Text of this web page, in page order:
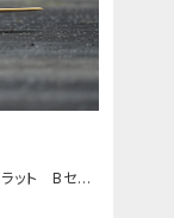
ット Bセッ